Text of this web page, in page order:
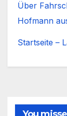
Über
Hofmann
Startseite –